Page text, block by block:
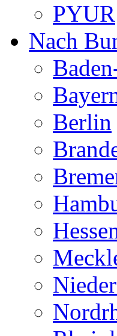
PYUR
Nach
Berlin